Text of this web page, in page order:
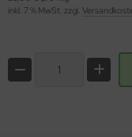
inkl. 7 % MwSt. zzgl.